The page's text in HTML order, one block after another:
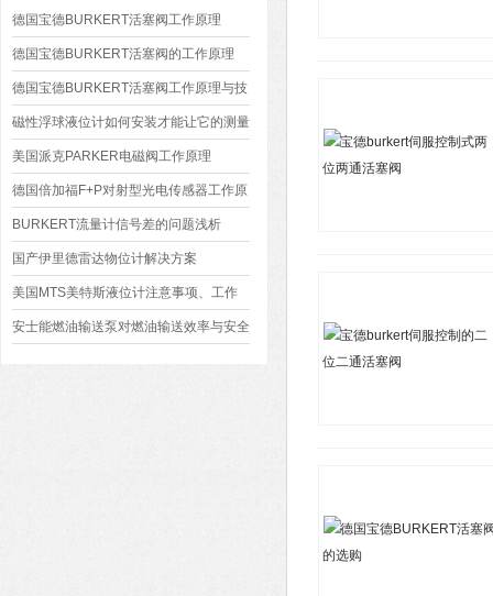
德国宝德BURKERT活塞阀工作原理
德国宝德BURKERT活塞阀的工作原理
德国宝德BURKERT活塞阀工作原理与技
术参数
磁性浮球液位计如何安装才能让它的测量
效果较好
美国派克PARKER电磁阀工作原理
德国倍加福F+P对射型光电传感器工作原
理与应用
BURKERT流量计信号差的问题浅析
国产伊里德雷达物位计解决方案
美国MTS美特斯液位计注意事项、工作
原理、特点
安士能燃油输送泵对燃油输送效率与安全